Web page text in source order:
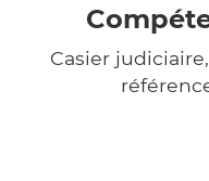
Casier